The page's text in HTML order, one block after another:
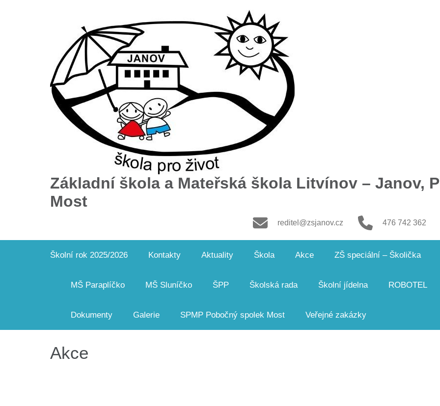
Základní škola a Mateřská škola Litvínov – Janov,
Most
476 742 362
reditel@zsjanov.cz
Školní rok 2025/2026 Kontakty Aktuality Škola Akce ZŠ speciální – Školička
MŠ Paraplíčko MŠ Sluníčko ŠPP Školská rada Školní jídelna ROBOTEL
Dokumenty Galerie SPMP Pobočný spolek Most Veřejné zakázky
Akce